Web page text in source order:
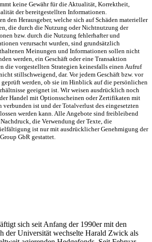
keine Gewähr für die Aktualität, Korrektheit,
der bereitgestellten Informationen.
den Herausgeber, welche sich auf Schäden materieller
die durch die Nutzung oder Nichtnutzung der
bzw. durch die Nutzung fehlerhafter und
verursacht wurden, sind grundsätzlich
Meinungen und Informationen sollen nicht
werden, ein Geschäft oder eine Transaktion
die vorgestellten Strategien keinesfalls einen Aufruf
stillschweigend, dar. Vor jedem Geschäft bzw. vor
werden, ob sie im Hinblick auf die persönlichen
geeignet ist. Wir weisen ausdrücklich noch
Handel mit Optionsscheinen oder Zertifikaten mit
ist und der Totalverlust des eingesetzten
werden kann. Alle Angebote sind freibleibend
die Verwendung der Texte, die
ist nur mit ausdrücklicher Genehmigung der
GbR gestattet.
sich seit Anfang der 1990er mit den
der Universität wechselte Harald Zwick als